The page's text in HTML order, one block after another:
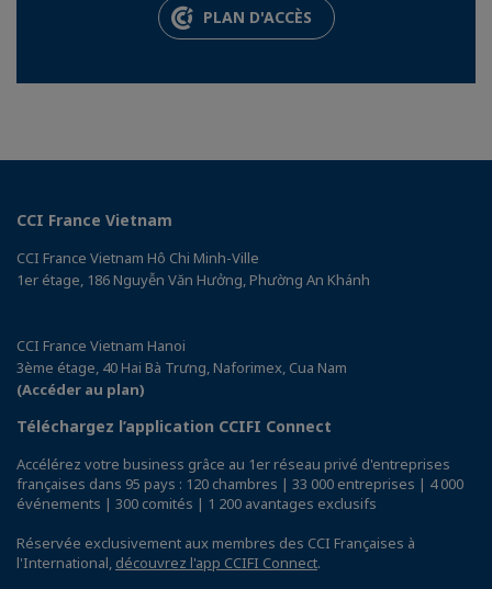
PLAN D'ACCÈS
CCI France Vietnam
CCI France Vietnam Hô Chi Minh-Ville
1er étage, 186 Nguyễn Văn Hưởng, Phường An Khánh
CCI France Vietnam Hanoi
3ème étage, 40 Hai Bà Trưng, Naforimex, Cua Nam
(Accéder au plan)
Téléchargez l’application CCIFI Connect
Accélérez votre business grâce au 1er réseau privé d'entreprises
françaises dans 95 pays : 120 chambres | 33 000 entreprises | 4 000
événements | 300 comités | 1 200 avantages exclusifs
Réservée exclusivement aux membres des CCI Françaises à
l'International, découvrez l'app CCIFI Connect.